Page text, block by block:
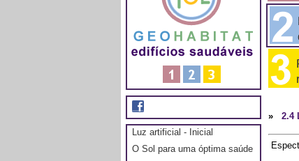
Luz artificial - Inicial
O Sol para uma óptima saúde
» 2.4